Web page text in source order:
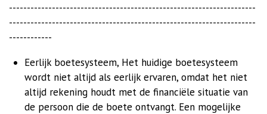
---------------------------------------------------------------------
---------------------------------------------------------------------
------------
Eerlijk boetesysteem, Het huidige boetesysteem
wordt niet altijd als eerlijk ervaren, omdat het niet
altijd rekening houdt met de financiële situatie van
de persoon die de boete ontvangt. Een mogelijke